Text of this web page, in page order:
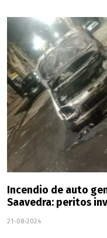
Incendio de auto
Saavedra: peritos
21-08-2024